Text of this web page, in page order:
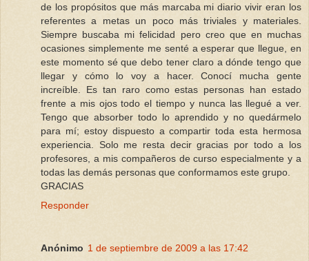
de los propósitos que más marcaba mi diario vivir eran los
referentes a metas un poco más triviales y materiales.
Siempre buscaba mi felicidad pero creo que en muchas
ocasiones simplemente me senté a esperar que llegue, en
este momento sé que debo tener claro a dónde tengo que
llegar y cómo lo voy a hacer. Conocí mucha gente
increíble. Es tan raro como estas personas han estado
frente a mis ojos todo el tiempo y nunca las llegué a ver.
Tengo que absorber todo lo aprendido y no quedármelo
para mí; estoy dispuesto a compartir toda esta hermosa
experiencia. Solo me resta decir gracias por todo a los
profesores, a mis compañeros de curso especialmente y a
todas las demás personas que conformamos este grupo.
GRACIAS
Responder
Anónimo 1 de septiembre de 2009 a las 17:42